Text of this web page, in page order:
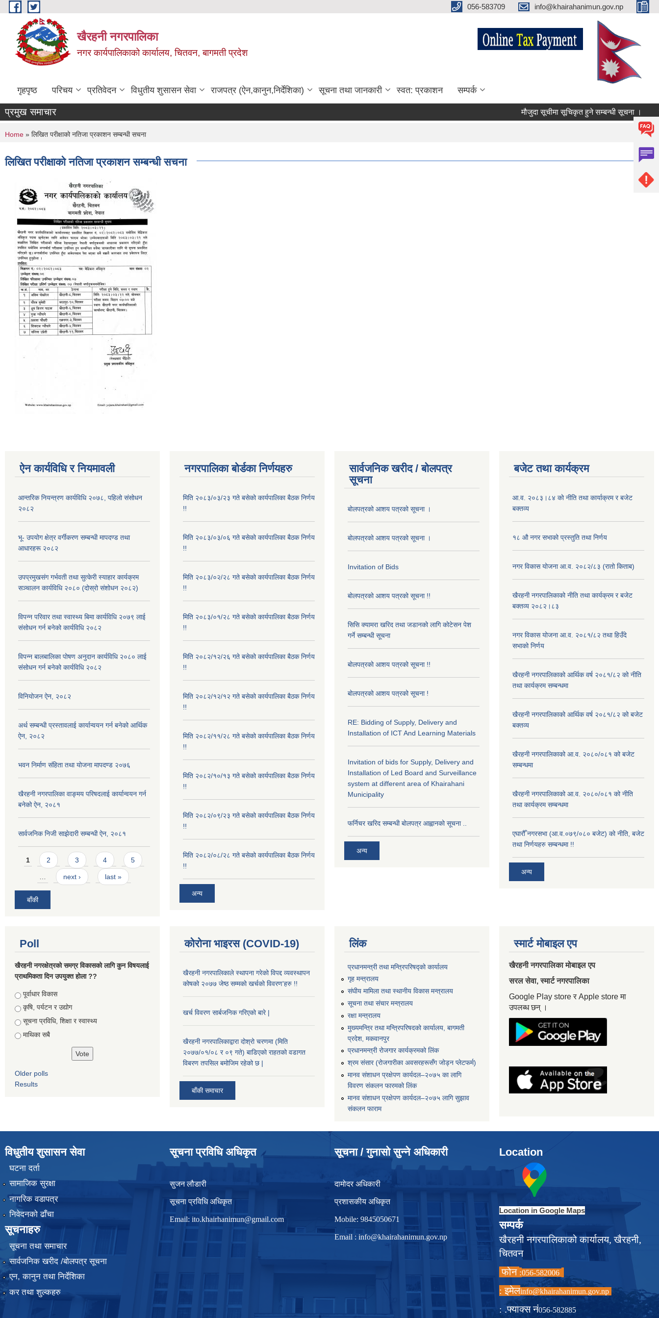
Skip to main content 056-583709 info@khairahanimun.gov.np
खैरहनी नगरपालिका
नगर कार्यपालिकाको कार्यालय, चितवन, बागमती प्रदेश
गृहपृष्ठ परिचय प्रतिवेदन विधुतीय शुसासन सेवा राजपत्र (ऐन,कानुन,निर्देशिका) सूचना तथा जानकारी स्वत: प्रकाशन सम्पर्क
प्रमुख समाचार मौजुदा सूचीमा सूचिकृत हुने सम्बन्धी सूचना ।
You are here
Home » लिखित परीक्षाको नतिजा प्रकाशन सम्बन्धी सचना
लिखित परीक्षाको नतिजा प्रकाशन सम्बन्धी सचना
ऐन कार्यविधि र नियमावली
आन्तरिक नियन्त्रण कार्यविधि २०७८, पहिलो संसोधन
२०८२
भू- उपयोग क्षेत्र वर्गीकरण सम्बन्धी मापदण्ड तथा
आधारहरू २०८२
उपप्रमुखसंग गर्भवती तथा सुत्केरी स्याहार कार्यक्रम
सञ्चालन कार्यविधि २०८० (दोस्रो संशोधन २०८२)
विपन्न परिवार तथा स्वास्थ्य बिमा कार्यविधि २०७९ लाई
संसोधन गर्न बनेको कार्यविधि २०८२
विपन्न बालबालिका पोषण अनुदान कार्यविधि २०८० लाई
संसोधन गर्न बनेको कार्यविधि २०८२
विनियोजन ऐन, २०८२
अर्थ सम्बन्धी प्रस्तावलाई कार्यान्वयन गर्न बनेको आर्थिक
ऐन, २०८२
भवन निर्माण संहिता तथा योजना मापदण्ड २०७६
खैरहनी नगरपालिका वाङ्मय परिषदलाई कार्यान्वयन गर्न
बनेको ऐन, २०८१
सार्वजनिक निजी साझेदारी सम्बन्धी ऐन, २०८१
Pages
1 2 3 4 5
… next › last »
बाँकी
नगरपालिका बोर्डका निर्णयहरु
मिति २०८३/०३/२३ गते बसेको कार्यपालिका बैठक निर्णय
!!
मिति २०८३/०३/०६ गते बसेको कार्यपालिका बैठक निर्णय
!!
मिति २०८३/०२/२८ गते बसेको कार्यपालिका बैठक निर्णय
!!
मिति २०८३/०१/२८ गते बसेको कार्यपालिका बैठक निर्णय
!!
मिति २०८२/१२/२६ गते बसेको कार्यपालिका बैठक निर्णय
!!
मिति २०८२/१२/१२ गते बसेको कार्यपालिका बैठक निर्णय
!!
मिति २०८२/११/२८ गते बसेको कार्यपालिका बैठक निर्णय
!!
मिति २०८२/१०/१३ गते बसेको कार्यपालिका बैठक निर्णय
!!
मिति २०८२/०९/२३ गते बसेको कार्यपालिका बैठक निर्णय
!!
मिति २०८२/०८/२८ गते बसेको कार्यपालिका बैठक निर्णय
!!
अन्य
सार्वजनिक खरीद / बोलपत्र
सूचना
बोलपत्रको आशय पत्रको सूचना ।
बोलपत्रको आशय पत्रको सूचना ।
Invitation of Bids
बोलपत्रको आशय पत्रको सूचना !!
सिसि क्यामरा खरिद तथा जडानको लागि कोटेसन पेश
गर्ने सम्बन्धी सूचना
बोलपत्रको आशय पत्रको सूचना !!
बोलपत्रको आशय पत्रको सूचना !
RE: Bidding of Supply, Delivery and
Installation of ICT And Learning Materials
Invitation of bids for Supply, Delivery and
Installation of Led Board and Surveillance
system at different area of Khairahani
Municipality
फर्निचर खरिद सम्बन्धी बोलपत्र आह्वानको सूचना ..
अन्य
बजेट तथा कार्यक्रम
आ.व. २०८३।८४ को नीति तथा कार्याक्रम र बजेट
बक्तव्य
१८ औ नगर सभाको प्रस्तुति तथा निर्णय
नगर विकास योजना आ.व. २०८२/८३ (रातो किताब)
खैरहनी नगरपालिकाको नीति तथा कार्यक्रम र बजेट
बक्तव्य २०८२।८३
नगर विकास योजना आ.व. २०८१/८२ तथा हिउँदे
सभाको निर्णय
खैरहनी नगरपालिकाको आर्थिक वर्ष २०८१/८२ को नीति
तथा कार्यक्रम सम्बन्धमा
खैरहनी नगरपालिकाको आर्थिक वर्ष २०८१/८२ को बजेट
बक्तव्य
खैरहनी नगरपालिकाको आ.व. २०८०/०८१ को बजेट
सम्बन्धमा
खैरहनी नगरपालिकाको आ.व. २०८०/०८१ को नीति
तथा कार्यक्रम सम्बन्धमा
एघारौँ नगरसभा (आ.व.०७९/०८० बजेट) को नीति, बजेट
तथा निर्णयहरु सम्बन्धमा !!
अन्य
Poll
खैरहनी नगरक्षेत्रको समग्र विकासको लागि कुन विषयलाई
प्राथमिकता दिन उपयुक्त होला ??
Choices
पूर्वाधार विकास
कृषि, पर्यटन र उद्योग
सूचना प्रविधि, शिक्षा र स्वास्थ्य
माथिका सबै
Older polls
Results
कोरोना भाइरस (COVID-19)
खैरहनी नगरपालिकाले स्थापना गरेको विपद्द व्यवस्थापन
कोषको २०७७ जेष्ठ सम्मको खर्चको विवरण'हरु !!
खर्च विवरण सार्बजनिक गरिएको बारे |
खैरहनी नगरपालिकाद्वारा दोश्रो चरणमा (मिति
२०७७/०१/०८ र ०९ गते) बाडिएको राहतको वडागत
विबरण तपसिल बमोजिम रहेको छ |
बाँकी समाचार
लिंक
प्रधानमन्त्री तथा मन्त्रिपरिषद्को कार्यालय
गृह मन्त्रालय
संघीय मामिला तथा स्थानीय विकास मन्त्रालय
सूचना तथा संचार मन्त्रालय
रक्षा मन्त्रालय
मुख्यमन्त्रि तथा मन्त्रिपरिषदको कार्यालय, बागमती
प्रदेश, मकवानपुर
प्रधानमन्त्री रोजगार कार्यक्रमको लिंक
श्रम संसार (रोजगारीका अवसरहरूसँग जोड्न प्लेटफर्म)
मानव संशाधन प्रक्षेपण कार्यदल–२०७५ का लागि
विवरण संकलन फारमको लिंक
मानव संशाधन प्रक्षेपण कार्यदल–२०७५ लागि सुझाव
संकलन फाराम
स्मार्ट मोबाइल एप
खैरहनी नगरपालिका मोबाइल एप
सरल सेवा, स्मार्ट नगरपालिका
Google Play store र Apple store मा
उपलब्ध छन् ।
विधुतीय शुसासन सेवा
घटना दर्ता
सामाजिक सुरक्षा
नागरिक वडापत्र
निवेदनको ढाँचा
सूचनाहरु
सूचना तथा समाचार
सार्वजनिक खरीद /बोलपत्र सूचना
एन, कानुन तथा निर्देशिका
कर तथा शुल्कहरु
सूचना प्रविधि अधिकृत
सुजन लौडारी
सूचना प्रविधि अधिकृत
Email: ito.khairhanimun@gmail.com
सूचना / गुनासो सुन्ने अधिकारी
दामोदर अधिकारी
प्रशासकीय अधिकृत
Mobile: 9845050671
Email : info@khairahanimun.gov.np
Location
Location in Google Maps
सम्पर्क
खैरहनी नगरपालिकाको कार्यालय, खैरहनी,
चितवन
फोन :
इमेल :info@khairahanimun.gov.np
फ्याक्स नं. :056-582885